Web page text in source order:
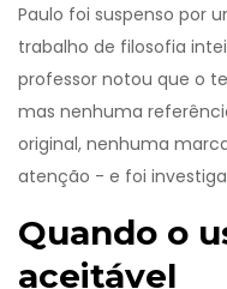
Paulo foi suspenso por
trabalho de filosofia
professor notou que o
mas nenhuma
original, nenhuma
atenção - e foi
Quando o
aceitável